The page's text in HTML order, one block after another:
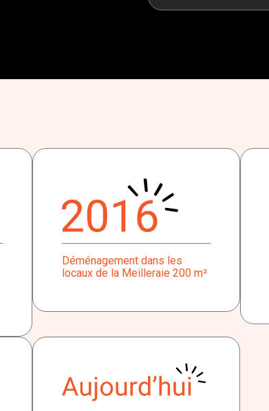
Déménagement dans les
locaux de la Meilleraie 200 m²